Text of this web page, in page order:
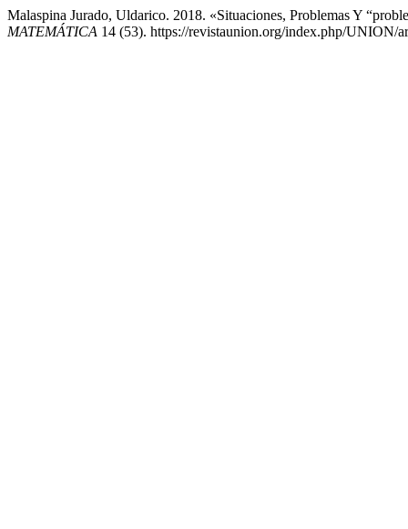
Malaspina Jurado, Uldarico. 2018. «Situaciones, Problemas Y
MATEMÁTICA 14 (53). https://revistaunion.org/index.php/UNION/